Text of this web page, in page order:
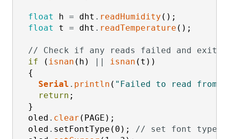
float h = dht . readHumidity ( ) ;
float
t = dht . readTemperature ( ) ;
// Check if any reads failed and exit
if
( isnan ( h ) isnan ( t ) )
{
Serial . println ( "Failed to read from
return ;
}
oled . clear ( PAGE ) ;
oled . setFontType ( 0 ) ;
// set font type 0,